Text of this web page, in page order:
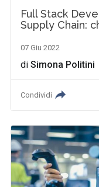
Full Stack
Supply Chain:
07 Giu 2022
diSimona Politini
Condividi